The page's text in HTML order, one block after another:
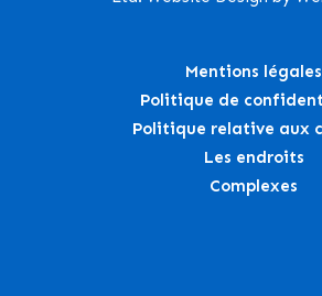
Mentions légales
Politique de
Politique relative aux
Les endroits
Complexes